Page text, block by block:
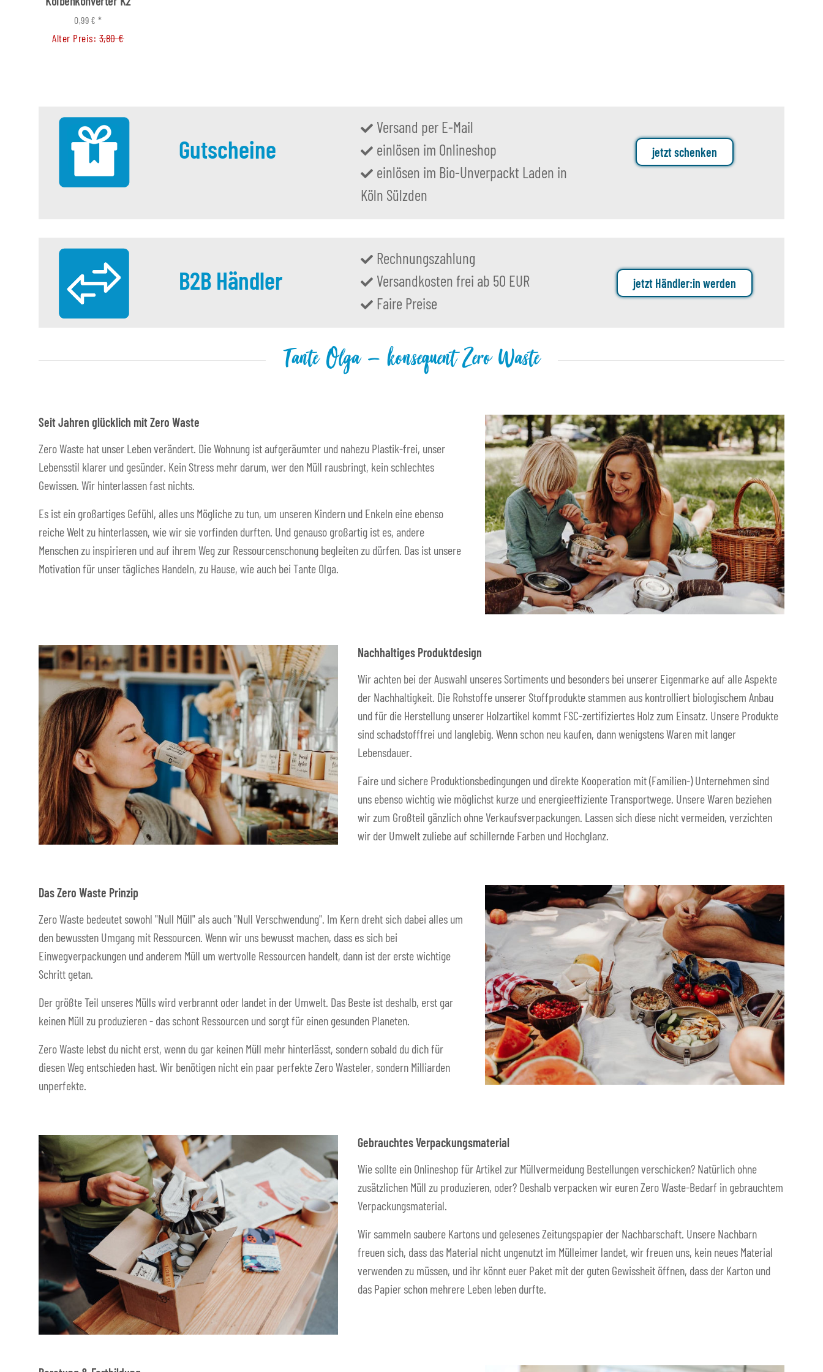
0,99 €*
Alter Preis:3,80 €
Gutscheine
Versand per E-Mail
einlösen im Onlineshop
einlösen im Bio-Unverpackt Laden in
Köln Sülzden
jetzt schenken
B2B Händler
Rechnungszahlung
Versandkosten frei ab 50 EUR
Faire Preise
jetzt Händler:in werden
Tante Olga – konsequent Zero Waste
Seit Jahren glücklich mit Zero Waste
Zero Waste hat unser Leben verändert. Die Wohnung ist aufgeräumter und nahezu Plastik-frei, unser
Lebensstil klarer und gesünder. Kein Stress mehr darum, wer den Müll rausbringt, kein schlechtes
Gewissen. Wir hinterlassen fast nichts.
Es ist ein großartiges Gefühl, alles uns Mögliche zu tun, um unseren Kindern und Enkeln eine ebenso
reiche Welt zu hinterlassen, wie wir sie vorfinden durften. Und genauso großartig ist es, andere
Menschen zu inspirieren und auf ihrem Weg zur Ressourcenschonung begleiten zu dürfen. Das ist unsere
Motivation für unser tägliches Handeln, zu Hause, wie auch bei Tante Olga.
Nachhaltiges Produktdesign
Wir achten bei der Auswahl unseres Sortiments und besonders bei unserer Eigenmarke auf alle Aspekte
der Nachhaltigkeit. Die Rohstoffe unserer Stoffprodukte stammen aus kontrolliert biologischem Anbau
und für die Herstellung unserer Holzartikel kommt FSC-zertifiziertes Holz zum Einsatz. Unsere Produkte
sind schadstofffrei und langlebig. Wenn schon neu kaufen, dann wenigstens Waren mit langer
Lebensdauer.
Faire und sichere Produktionsbedingungen und direkte Kooperation mit (Familien-) Unternehmen sind
uns ebenso wichtig wie möglichst kurze und energieeffiziente Transportwege. Unsere Waren beziehen
wir zum Großteil gänzlich ohne Verkaufsverpackungen. Lassen sich diese nicht vermeiden, verzichten
wir der Umwelt zuliebe auf schillernde Farben und Hochglanz.
Das Zero Waste Prinzip
Zero Waste bedeutet sowohl "Null Müll" als auch "Null Verschwendung". Im Kern dreht sich dabei alles um
den bewussten Umgang mit Ressourcen. Wenn wir uns bewusst machen, dass es sich bei
Einwegverpackungen und anderem Müll um wertvolle Ressourcen handelt, dann ist der erste wichtige
Schritt getan.
Der größte Teil unseres Mülls wird verbrannt oder landet in der Umwelt. Das Beste ist deshalb, erst gar
keinen Müll zu produzieren - das schont Ressourcen und sorgt für einen gesunden Planeten.
Zero Waste lebst du nicht erst, wenn du gar keinen Müll mehr hinterlässt, sondern sobald du dich für
diesen Weg entschieden hast. Wir benötigen nicht ein paar perfekte Zero Wasteler, sondern Milliarden
unperfekte.
Gebrauchtes Verpackungsmaterial
Wie sollte ein Onlineshop für Artikel zur Müllvermeidung Bestellungen verschicken? Natürlich ohne
zusätzlichen Müll zu produzieren, oder? Deshalb verpacken wir euren Zero Waste-Bedarf in gebrauchtem
Verpackungsmaterial.
Wir sammeln saubere Kartons und gelesenes Zeitungspapier der Nachbarschaft. Unsere Nachbarn
freuen sich, dass das Material nicht ungenutzt im Mülleimer landet, wir freuen uns, kein neues Material
verwenden zu müssen, und ihr könnt euer Paket mit der guten Gewissheit öffnen, dass der Karton und
das Papier schon mehrere Leben leben durfte.